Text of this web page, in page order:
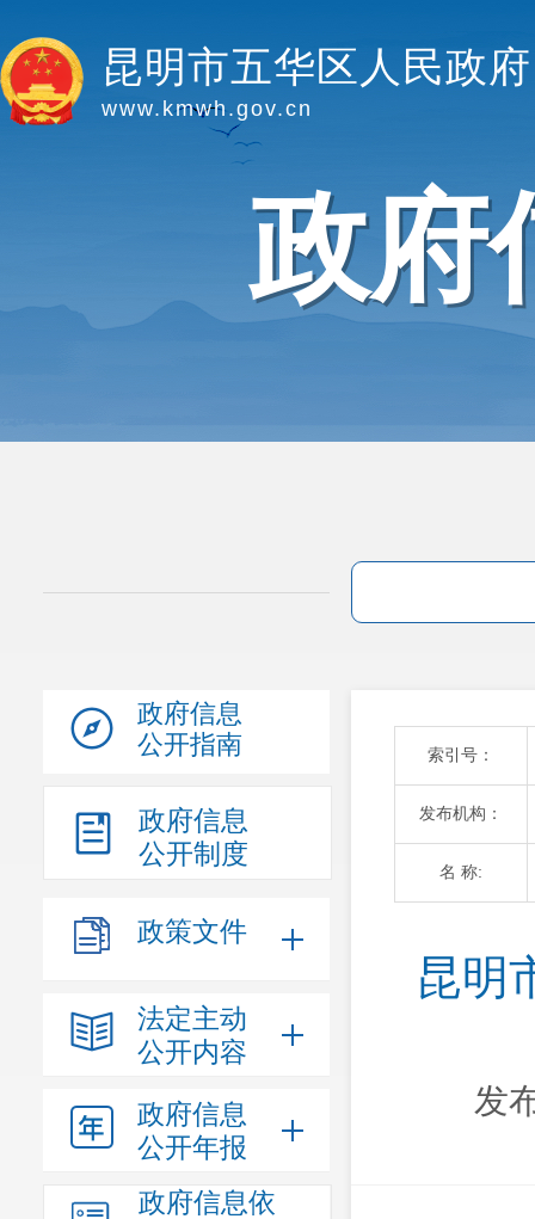
昆明市五华区人民政府
www.kmwh.gov.cn
政府
政府信息
公开指南
政府信息
公开制度
政策文件
法定主动
公开内容
政府信息
公开年报
政府信息依
索引号：
发布机构：
名 称:
昆明
发